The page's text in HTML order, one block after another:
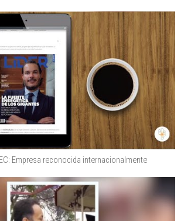
Empresa reconocida internacionalmente